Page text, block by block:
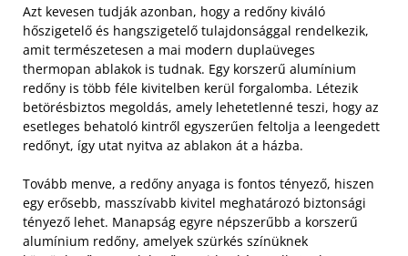
Azt kevesen tudják azonban, hogy a redőny kiváló
hőszigetelő és hangszigetelő tulajdonsággal rendelkezik,
amit természetesen a mai modern duplaüveges
thermopan ablakok is tudnak. Egy korszerű alumínium
redőny is több féle kivitelben kerül forgalomba. Létezik
betörésbiztos megoldás, amely lehetetlenné teszi, hogy az
esetleges behatoló kintről egyszerűen feltolja a leengedett
redőnyt, így utat nyitva az ablakon át a házba.
Tovább menve, a redőny anyaga is fontos tényező, hiszen
egy erősebb, masszívabb kivitel meghatározó biztonsági
tényező lehet. Manapság egyre népszerűbb a korszerű
alumínium redőny, amelyek szürkés színüknek